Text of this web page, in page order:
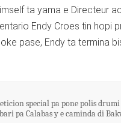
ta yama e Directeur
Endy Croes tin hopi
pase, Endy ta termina
special pa pone polis
pa Calabas y e caminda di